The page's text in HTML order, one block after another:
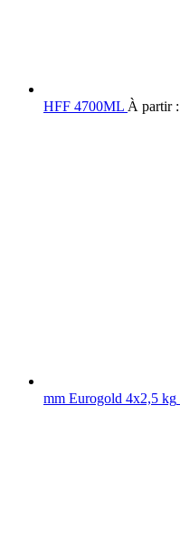
HFF 4700ML À partir :
mm Eurogold 4x2,5 kg